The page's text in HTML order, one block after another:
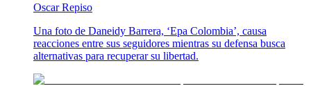
Oscar Repiso
Una foto de Daneidy Barrera, ‘Epa Colombia’, causa
reacciones entre sus seguidores mientras su defensa busca
alternativas para recuperar su libertad.